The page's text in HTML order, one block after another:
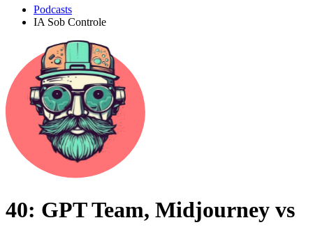
Podcasts
IA Sob Controle
40: GPT Team, Midjourney vs